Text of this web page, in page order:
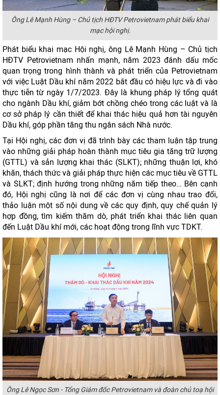
Ông Lê Mạnh Hùng – Chủ tịch HĐTV Petrovietnam phát biểu khai
mạc hội nghị.
Phát biểu khai mạc Hội nghị, ông Lê Mạnh Hùng – Chủ tịch
HĐTV Petrovietnam nhấn mạnh, năm 2023 đánh dấu mốc
quan trọng trong hình thành và phát triển của Petrovietnam
với việc Luật Dầu khí năm 2022 bắt đầu có hiệu lực và đi vào
thực tiễn từ ngày 1/7/2023. Đây là khung pháp lý tổng quát
cho ngành Dầu khí, giảm bớt chồng chéo trong các luật và là
cơ sở pháp lý cần thiết để khai thác hiệu quả hơn tài nguyên
Dầu khí, góp phần tăng thu ngân sách Nhà nước.
Tại Hội nghị, các đơn vị đã trình bày các tham luận tập trung
vào những giải pháp hoàn thành mục tiêu gia tăng trữ lượng
(GTTL) và sản lượng khai thác (SLKT); những thuận lợi, khó
khăn, thách thức và giải pháp thực hiện các mục tiêu về GTTL
và SLKT; định hướng trong những năm tiếp theo… Bên cạnh
đó, Hội nghị cũng là nơi để các đơn vị cùng nhau trao đổi,
thảo luận một số nội dung về các quy định, quy chế quản lý
hợp đồng, tìm kiếm thăm dò, phát triển khai thác liên quan
đến Luật Dầu khí mới, các hoạt động trong lĩnh vực TDKT.
Ông Lê Ngọc Sơn - Tổng Giám đốc Petrovietnam và đoàn chủ toạ hội